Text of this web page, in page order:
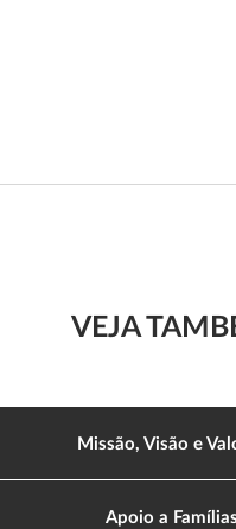
VEJA
Missão, Visão e
Apoio a Famílias